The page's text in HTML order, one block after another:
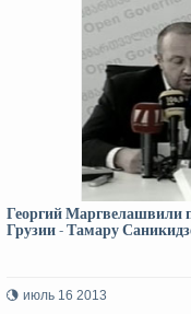
Георгий Маргвелашвили
Грузии - Тамару
июль 16 2013